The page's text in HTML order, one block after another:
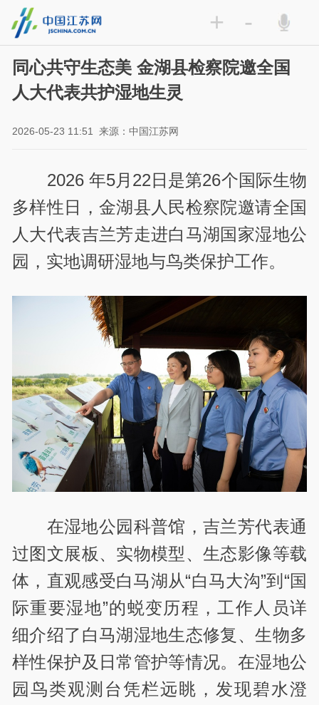
+ -
同心共守生态美 金湖县检察院邀全国
人大代表共护湿地生灵
2026-05-23 11:51 来源：中国江苏网
2026 年5月22日是第26个国际生物
多样性日，金湖县人民检察院邀请全国
人大代表吉兰芳走进白马湖国家湿地公
园，实地调研湿地与鸟类保护工作。
在湿地公园科普馆，吉兰芳代表通
过图文展板、实物模型、生态影像等载
体，直观感受白马湖从“白马大沟”到“国
际重要湿地”的蜕变历程，工作人员详
细介绍了白马湖湿地生态修复、生物多
样性保护及日常管护等情况。在湿地公
园鸟类观测台凭栏远眺，发现碧水澄